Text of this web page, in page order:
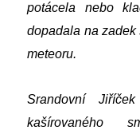
potácela nebo
dopadala na
meteoru.
Srandovní
kašírovaného